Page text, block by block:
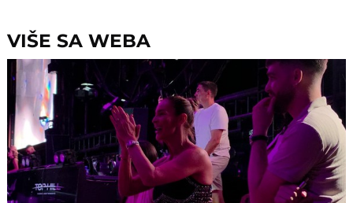
VIŠE SA WEBA